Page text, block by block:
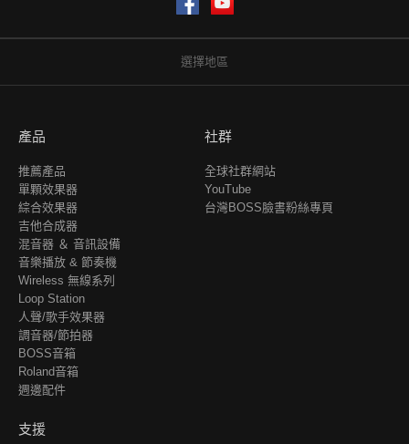
選擇地區
產品
推薦產品
單顆效果器
綜合效果器
吉他合成器
混音器 ＆ 音訊設備
音樂播放 & 節奏機
Wireless 無線系列
Loop Station
人聲/歌手效果器
調音器/節拍器
BOSS音箱
Roland音箱
週邊配件
社群
全球社群網站
YouTube
台灣BOSS臉書粉絲專頁
支援